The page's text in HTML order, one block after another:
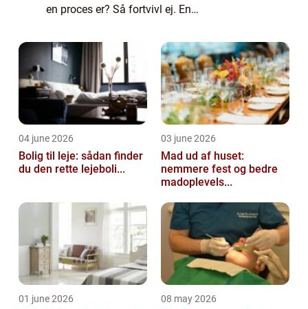
en proces er? Så fortvivl ej. En
overskuelig proces...
04 june 2026
Bolig til leje: sådan finder
du den rette lejeboli...
03 june 2026
Mad ud af huset:
nemmere fest og bedre
madoplevels...
01 june 2026 08 may 2026